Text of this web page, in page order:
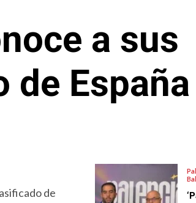
a sus
de España
de